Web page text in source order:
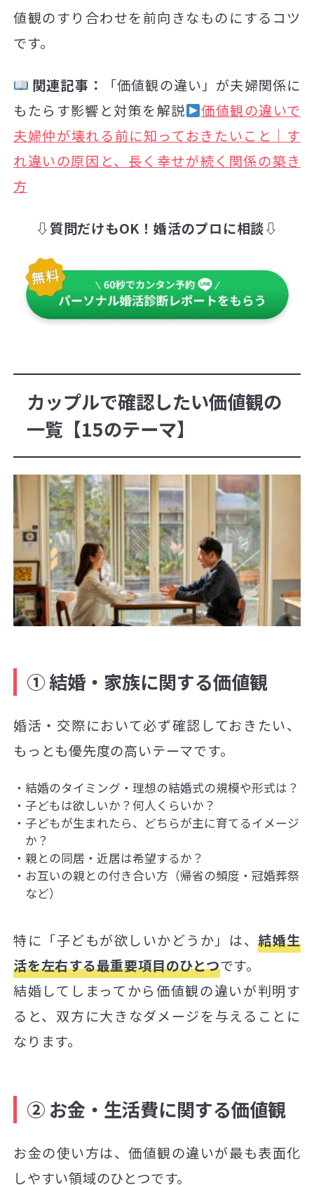
値観のすり合わせを前向きなものにするコツ
です。
関連記事：
「価値観の違い」が夫婦関係に
もたらす影響と対策を解説
価値観の違いで
夫婦仲が壊れる前に知っておきたいこと｜す
れ違いの原因と、長く幸せが続く関係の築き
方
⇩質問だけもOK！婚活のプロに相談⇩
カップルで確認したい価値観の
一覧【15のテーマ】
① 結婚・家族に関する価値観
婚活・交際において必ず確認しておきたい、
もっとも優先度の高いテーマです。
結婚のタイミング・理想の結婚式の規模や形式は？
子どもは欲しいか？何人くらいか？
子どもが生まれたら、どちらが主に育てるイメージ
か？
親との同居・近居は希望するか？
お互いの親との付き合い方（帰省の頻度・冠婚葬祭
など）
特に「子どもが欲しいかどうか」は、結婚生
活を左右する最重要項目のひとつです。
結婚してしまってから価値観の違いが判明す
ると、双方に大きなダメージを与えることに
なります。
② お金・生活費に関する価値観
お金の使い方は、価値観の違いが最も表面化
しやすい領域のひとつです。